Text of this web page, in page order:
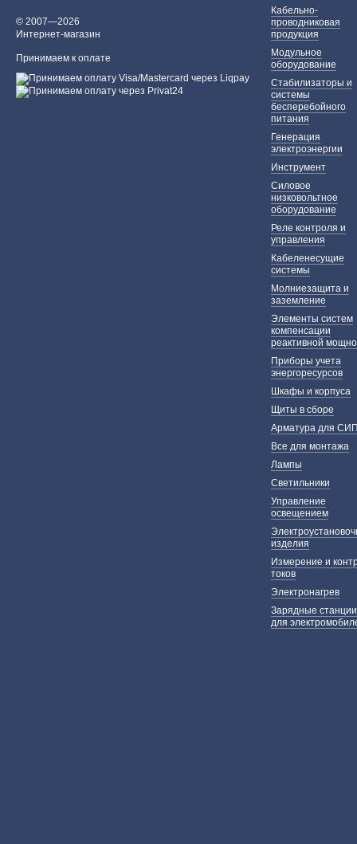
© 2007—2026
Интернет-магазин
Принимаем к оплате
Кабельно-
проводниковая
продукция
Модульное
оборудование
Стабилизаторы и
системы
бесперебойного
питания
Генерация
электроэнергии
Инструмент
Силовое
низковольтное
оборудование
Реле контроля и
управления
Кабеленесущие
системы
Молниезащита и
заземление
Элементы систем
компенсации
реактивной
Приборы учета
энергоресурсов
Шкафы и корпуса
Щиты в сборе
Арматура для
Все для монтажа
Лампы
Светильники
Управление
освещением
изделия
Измерение и
токов
Электронагрев
Зарядные станции
для